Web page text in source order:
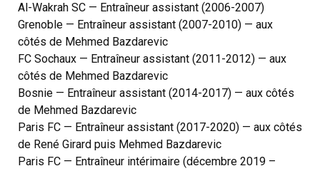
Al-Wakrah SC — Entraîneur assistant (2006-2007)
Grenoble — Entraîneur assistant (2007-2010) — aux
côtés de Mehmed Bazdarevic
FC Sochaux — Entraîneur assistant (2011-2012) — aux
côtés de Mehmed Bazdarevic
Bosnie — Entraîneur assistant (2014-2017) — aux côtés
de Mehmed Bazdarevic
Paris FC — Entraîneur assistant (2017-2020) — aux côtés
de René Girard puis Mehmed Bazdarevic
Paris FC — Entraîneur intérimaire (décembre 2019 –